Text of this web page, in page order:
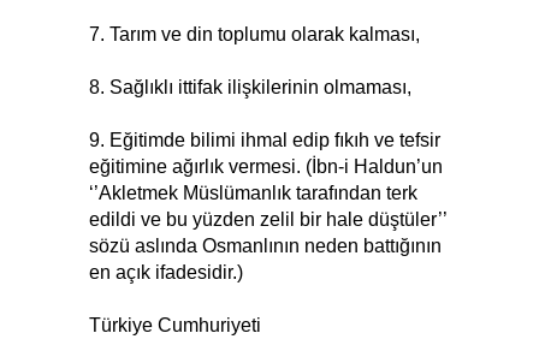
7. Tarım ve din toplumu olarak kalması,
8. Sağlıklı ittifak ilişkilerinin olmaması,
9. Eğitimde bilimi ihmal edip fıkıh ve tefsir
eğitimine ağırlık vermesi. (İbn-i Haldun’un
‘’Akletmek Müslümanlık tarafından terk
edildi ve bu yüzden zelil bir hale düştüler’’
sözü aslında Osmanlının neden battığının
en açık ifadesidir.)
Türkiye Cumhuriyeti